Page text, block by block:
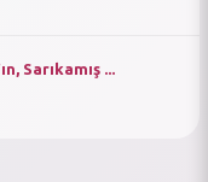
Sarıkamış ...